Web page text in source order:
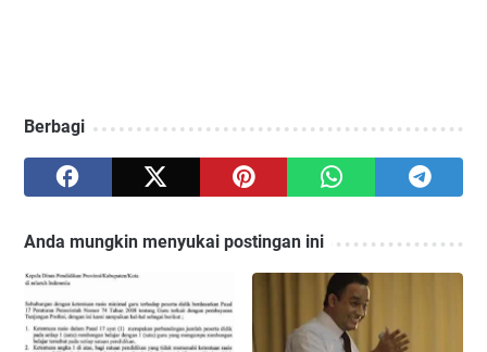
Berbagi
Anda mungkin menyukai postingan ini